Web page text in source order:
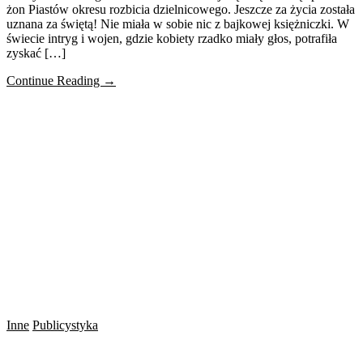
żon Piastów okresu rozbicia dzielnicowego. Jeszcze za życia została
uznana za świętą! Nie miała w sobie nic z bajkowej księżniczki. W
świecie intryg i wojen, gdzie kobiety rzadko miały głos, potrafiła
zyskać […]
Continue Reading →
Inne Publicystyka